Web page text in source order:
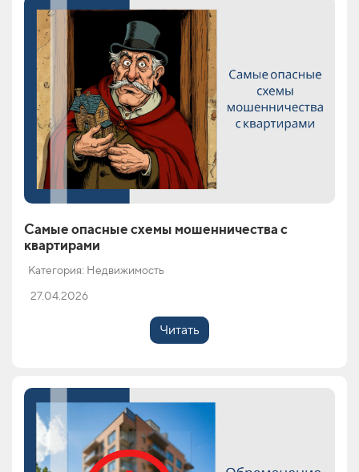
Самые опасные схемы мошенничества с
квартирами
Категория: Недвижимость
27.04.2026
Читать